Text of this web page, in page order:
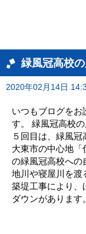
緑風冠高校
2020年02月14日
いつもブログをお
す。 緑風冠高校
５回目は、緑風冠
大東市の中心地「
の緑風冠高校への
地川や寝屋川を渡
築堤工事により、
ダウンがあります